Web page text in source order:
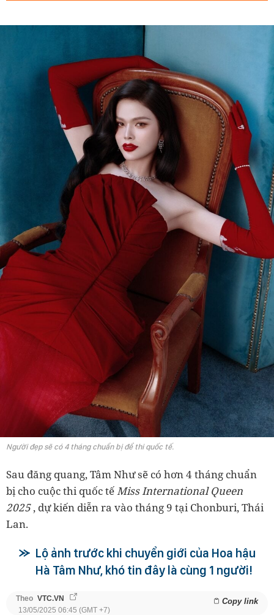
Người đẹp sẽ có 4 tháng chuẩn bị để thi quốc tế.
Sau đăng quang, Tâm Như sẽ có hơn 4 tháng chuẩn
bị cho cuộc thi quốc tế Miss International Queen
2025, dự kiến diễn ra vào tháng 9 tại Chonburi, Thái
Lan.
Lộ ảnh trước khi chuyển giới của Hoa hậu
Hà Tâm Như, khó tin đây là cùng 1 người!
Theo VTC.VN Copy link
13/05/2025 06:45 (GMT +7)